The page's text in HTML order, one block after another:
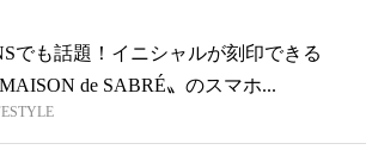
でも話題！イニシャルが刻印できる
MAISON de SABRÉ〟のスマホ...